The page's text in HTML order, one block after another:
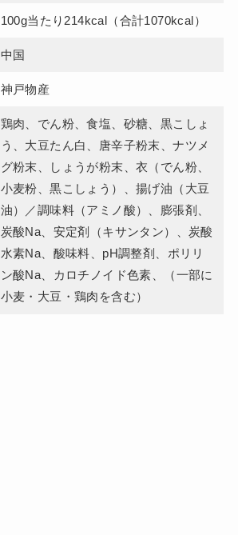
100g当たり214kcal（合計1070kcal）
中国
神戸物産
鶏肉、でん粉、食塩、砂糖、黒こしょ
う、大豆たん白、唐辛子粉末、ナツメ
グ粉末、しょうが粉末、衣（でん粉、
小麦粉、黒こしょう）、揚げ油（大豆
油）／調味料（アミノ酸）、膨張剤、
炭酸Na、安定剤（キサンタン）、炭酸
水素Na、酸味料、pH調整剤、ポリリ
ン酸Na、カロチノイド色素、（一部に
小麦・大豆・鶏肉を含む）